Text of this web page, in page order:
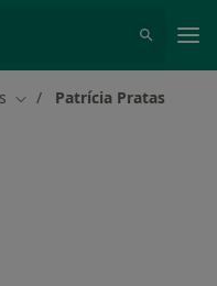
Mudar de cidade
Patrícia Pratas